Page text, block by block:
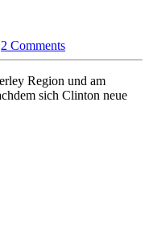
2 Comments
Region und am
sich Clinton neue